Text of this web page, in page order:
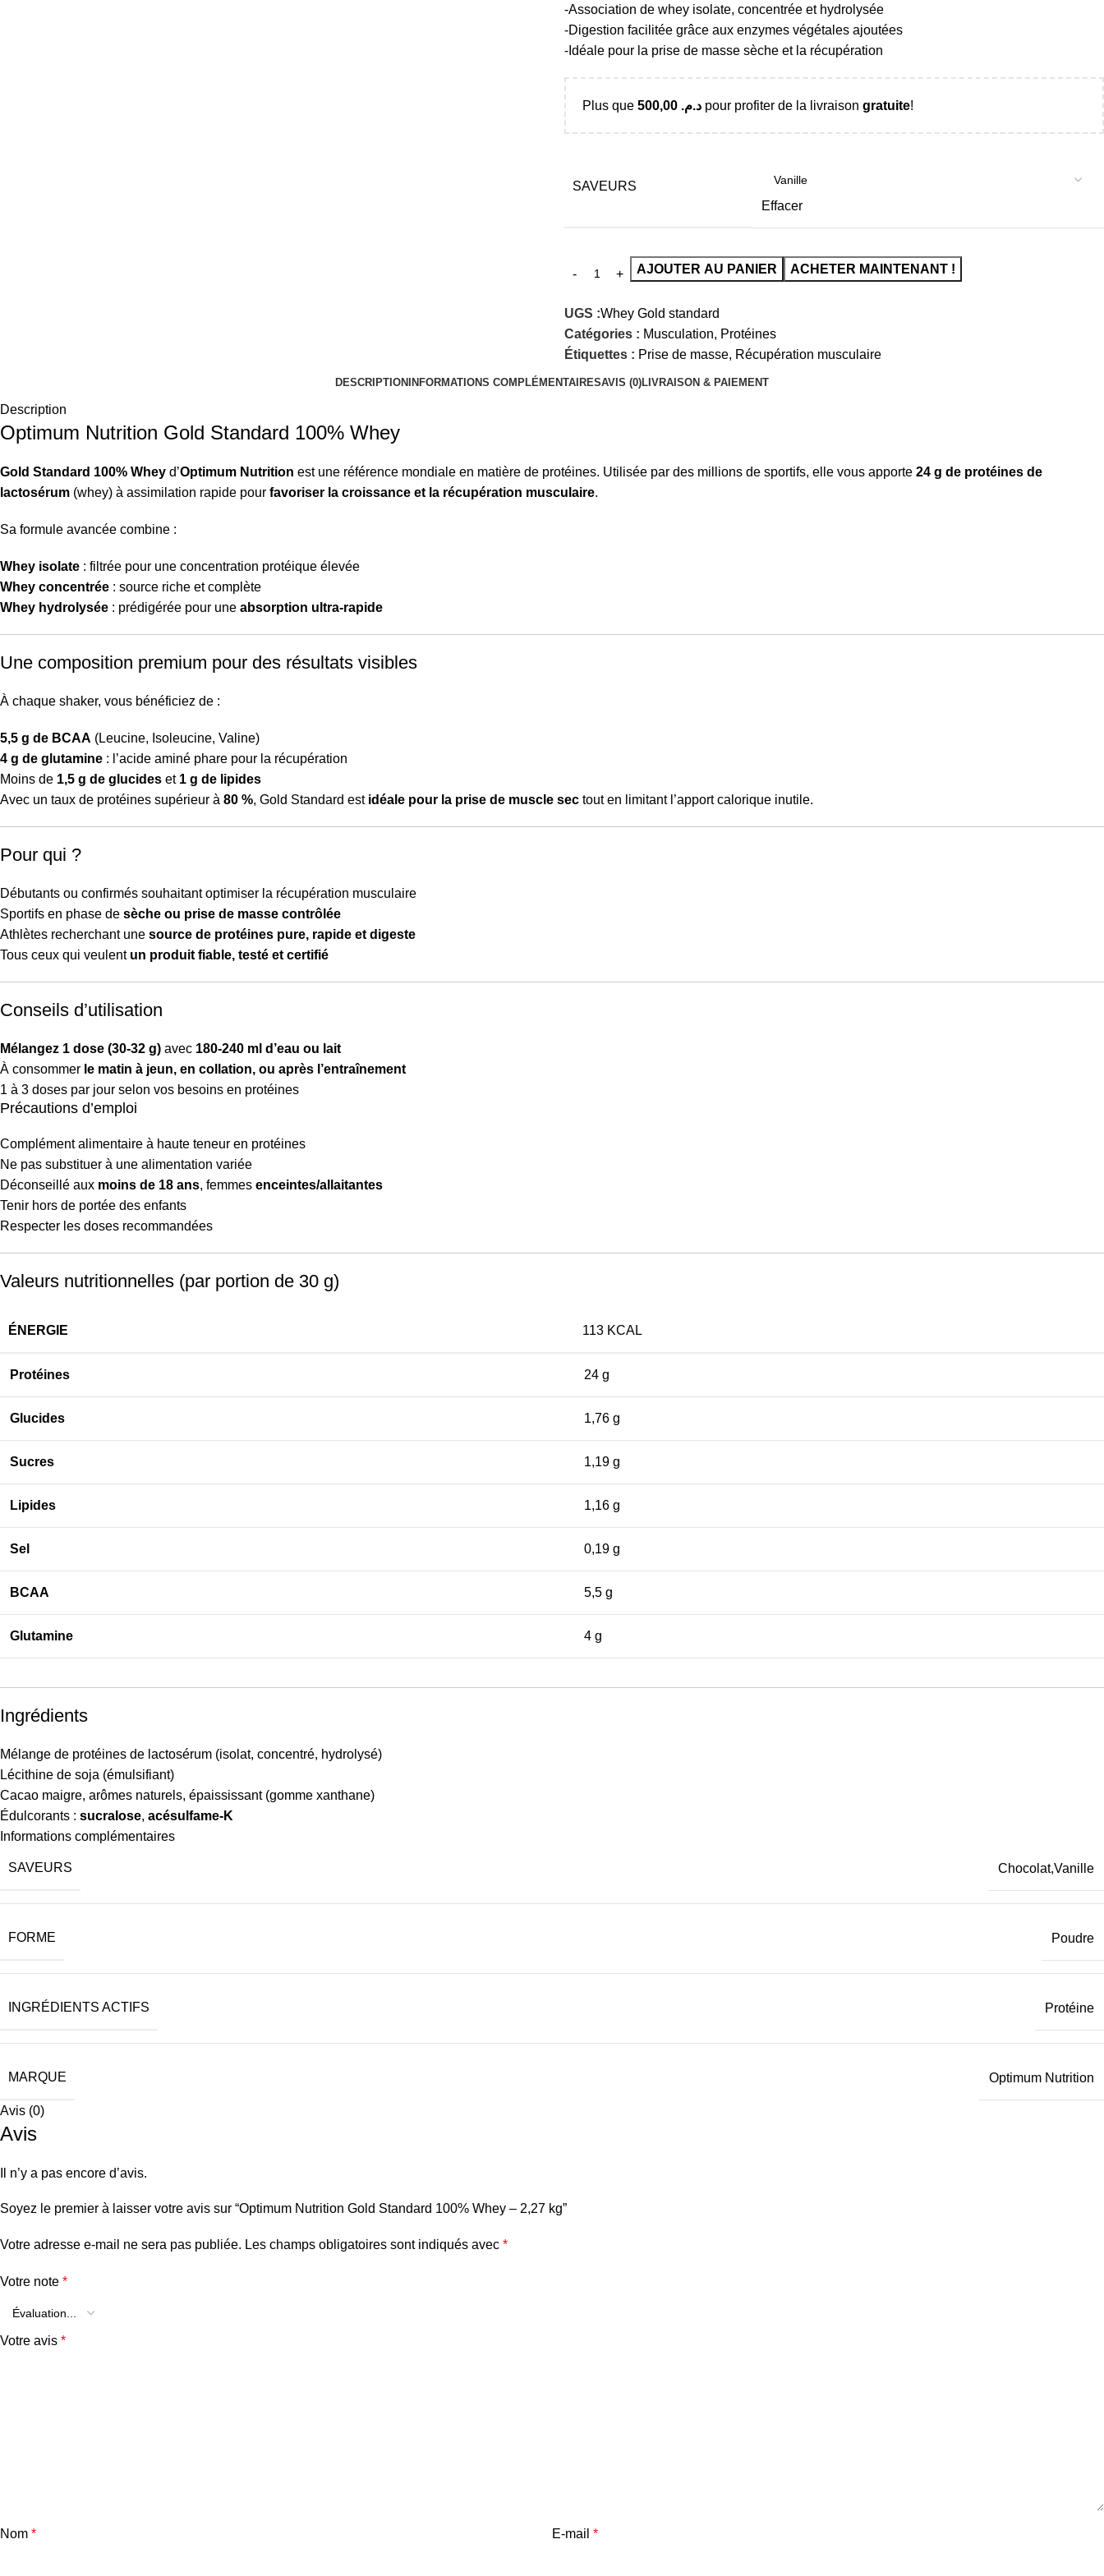
-Association de whey isolate, concentrée et hydrolysée
-Digestion facilitée grâce aux enzymes végétales ajoutées
-Idéale pour la prise de masse sèche et la récupération
Plus que د.م. pour profiter de la livraison gratuite!
SAVEURS
Effacer
AJOUTER AU PANIER ACHETER MAINTENANT !
UGS :Whey Gold standard
Catégories : Musculation, Protéines
Étiquettes : Prise de masse, Récupération musculaire
DESCRIPTIONINFORMATIONS COMPLÉMENTAIRESAVIS (0)LIVRAISON & PAIEMENT
Description
Optimum Nutrition Gold Standard 100% Whey
Gold Standard 100% Whey d’Optimum Nutrition est une référence mondiale en matière de protéines. Utilisée par des millions de sportifs, elle vous apporte 24 g de protéines de
lactosérum (whey) à assimilation rapide pour favoriser la croissance et la récupération musculaire.
Sa formule avancée combine :
Whey isolate : filtrée pour une concentration protéique élevée
Whey concentrée : source riche et complète
Whey hydrolysée : prédigérée pour une absorption ultra-rapide
Une composition premium pour des résultats visibles
À chaque shaker, vous bénéficiez de :
5,5 g de BCAA (Leucine, Isoleucine, Valine)
4 g de glutamine : l’acide aminé phare pour la récupération
Moins de 1,5 g de glucides et 1 g de lipides
Avec un taux de protéines supérieur à 80 %, Gold Standard est idéale pour la prise de muscle sec tout en limitant l’apport calorique inutile.
Pour qui ?
Débutants ou confirmés souhaitant optimiser la récupération musculaire
Sportifs en phase de sèche ou prise de masse contrôlée
Athlètes recherchant une source de protéines pure, rapide et digeste
Tous ceux qui veulent un produit fiable, testé et certifié
Conseils d’utilisation
Mélangez 1 dose (30-32 g) avec 180-240 ml d’eau ou lait
À consommer le matin à jeun, en collation, ou après l’entraînement
1 à 3 doses par jour selon vos besoins en protéines
Précautions d’emploi
Complément alimentaire à haute teneur en protéines
Ne pas substituer à une alimentation variée
Déconseillé aux moins de 18 ans, femmes enceintes/allaitantes
Tenir hors de portée des enfants
Respecter les doses recommandées
Valeurs nutritionnelles (par portion de 30 g)
ÉNERGIE 113 KCAL
Protéines 24 g
Glucides 1,76 g
Sucres 1,19 g
Lipides 1,16 g
Sel 0,19 g
BCAA 5,5 g
Glutamine 4 g
Ingrédients
Mélange de protéines de lactosérum (isolat, concentré, hydrolysé)
Lécithine de soja (émulsifiant)
Cacao maigre, arômes naturels, épaississant (gomme xanthane)
Édulcorants : sucralose, acésulfame-K
Informations complémentaires
SAVEURS Chocolat,Vanille
FORME Poudre
INGRÉDIENTS ACTIFS Protéine
MARQUE Optimum Nutrition
Avis (0)
Avis
Il n’y a pas encore d’avis.
Soyez le premier à laisser votre avis sur “Optimum Nutrition Gold Standard 100% Whey – 2,27 kg”
Votre adresse e-mail ne sera pas publiée. Les champs obligatoires sont indiqués avec *
Votre note *
Votre avis *
Nom * E-mail *